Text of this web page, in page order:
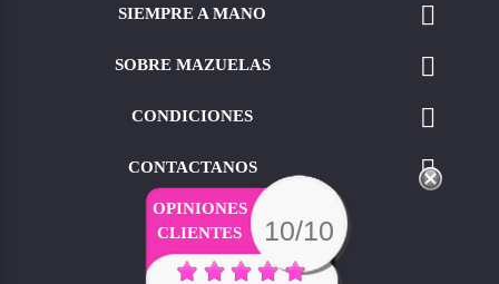
SIEMPRE A MANO 
SOBRE MAZUELAS 
CONDICIONES 
CONTACTANOS 
OPINIONES
CLIENTES
10/10